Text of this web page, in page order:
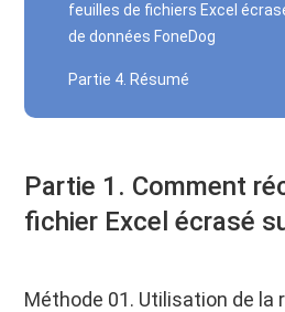
feuilles de fichiers Excel
de données FoneDog
Partie 4. Résumé
Partie 1. Comment
fichier Excel écrasé
Méthode 01. Utilisation de la